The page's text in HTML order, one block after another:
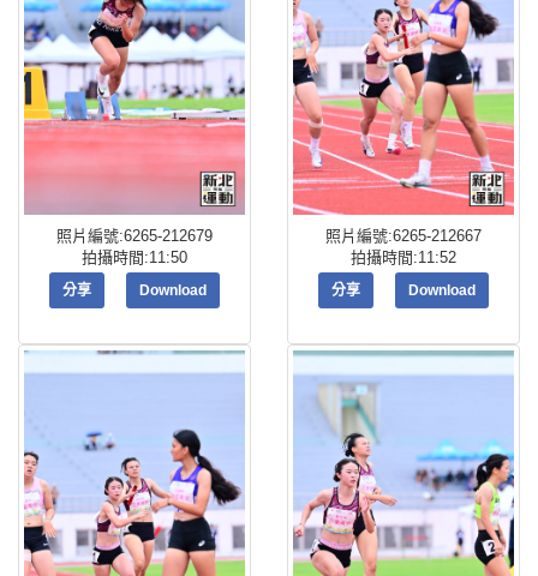
照片編號:6265-212679
拍攝時間:11:50
分享 Download
照片編號:6265-212667
拍攝時間:11:52
分享 Download